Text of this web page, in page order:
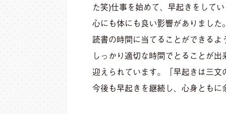
た笑)仕事を始めて、 早起きをして
心にも体にも良い影響がありました
読書の時間に当てることができる
しっかり適切な時間でとることが
迎えられています。
「早起きは三
今後も早起きを継続し、心身ともに